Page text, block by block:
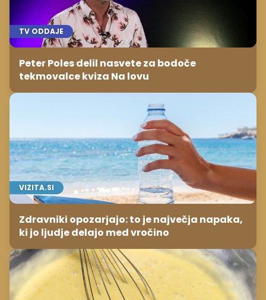
VIZITA.SI
Zdravniki opozarjajo: to je največja napaka,
ki jo ljudje delajo med vročino
OKUSNO.JE
Puding brez kuhanja: preprost trik za
pripravo v le nekaj minutah